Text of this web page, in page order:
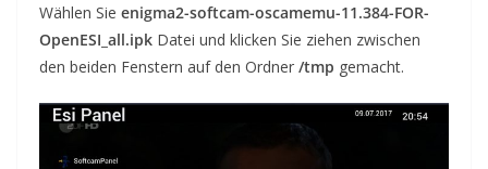
Wählen Sie enigma2-softcam-oscamemu-11.384-FOR-
OpenESI_all.ipk Datei und klicken Sie ziehen zwischen
den beiden Fenstern auf den Ordner /tmp gemacht.